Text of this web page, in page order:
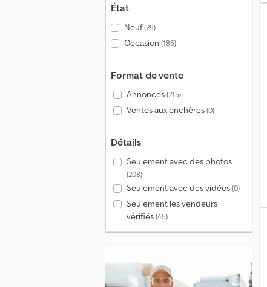
État
Neuf(29)
Occasion (186)
Format de vente
Annonces(215)
Ventes aux enchères(0)
Détails
Seulement avec des photos
(208)
Seulement avec des vidéos(0)
Seulement les vendeurs
vérifiés(45)